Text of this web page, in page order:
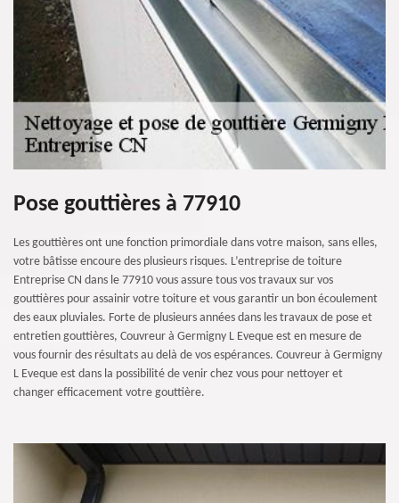
Pose gouttières à 77910
Les gouttières ont une fonction primordiale dans votre maison, sans elles,
votre bâtisse encoure des plusieurs risques. L’entreprise de toiture
Entreprise CN dans le 77910 vous assure tous vos travaux sur vos
gouttières pour assainir votre toiture et vous garantir un bon écoulement
des eaux pluviales. Forte de plusieurs années dans les travaux de pose et
entretien gouttières, Couvreur à Germigny L Eveque est en mesure de
vous fournir des résultats au delà de vos espérances. Couvreur à Germigny
L Eveque est dans la possibilité de venir chez vous pour nettoyer et
changer efficacement votre gouttière.